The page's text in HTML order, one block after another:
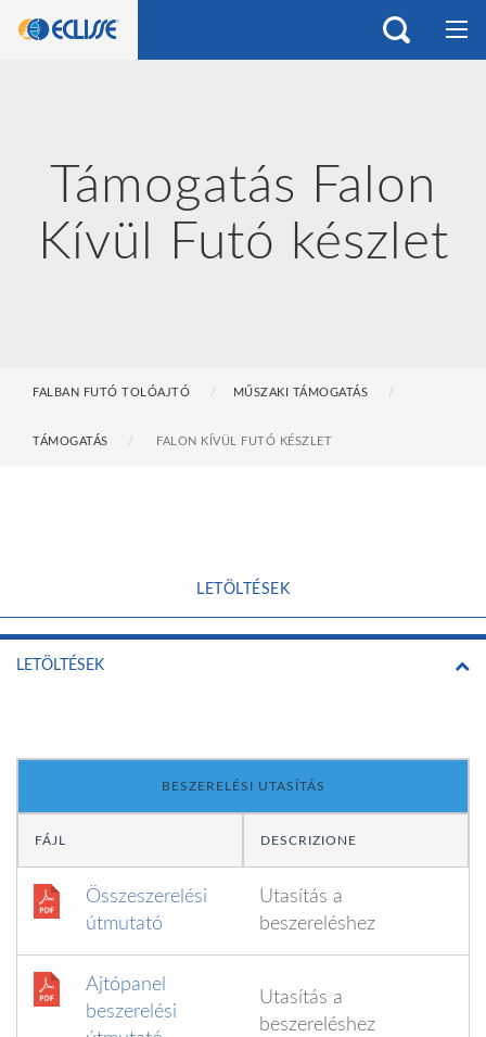
Támogatás Falon
Kívül Futó készlet
FALBAN FUTÓ TOLÓAJTÓ MŰSZAKI TÁMOGATÁS
TÁMOGATÁS FALON KÍVÜL FUTÓ KÉSZLET
LETÖLTÉSEK
LETÖLTÉSEK
BESZERELÉSI UTASÍTÁS
FÁJL DESCRIZIONE
Összeszerelési
útmutató
Utasítás a
beszereléshez
Ajtópanel
beszerelési
Utasítás a
beszereléshez